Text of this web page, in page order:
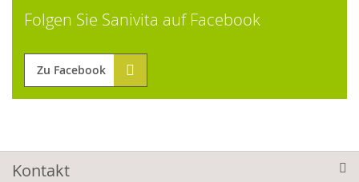
Folgen Sie Sanivita auf Facebook
Zu Facebook
Kontakt